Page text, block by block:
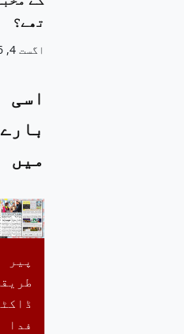
تھے؟
اگست 4, 2026
اسی
بارے
میں
پیر
فدا